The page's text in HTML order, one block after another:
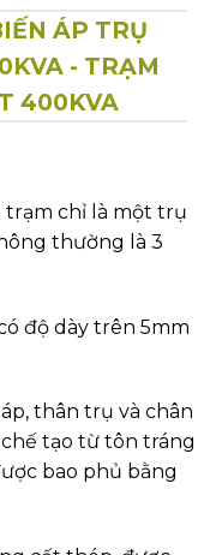
ÁP TRỤ
- TRẠM
400KVA
trạm chỉ là một trụ
thường là 3
độ dày trên 5mm
thân trụ và chân
tạo từ tôn tráng
bao phủ bằng